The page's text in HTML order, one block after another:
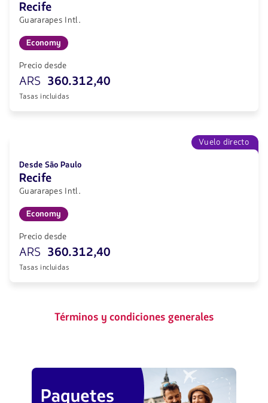
Recife
Guararapes Intl.
Economy
Precio desde
ARS 360.312,40
Tasas incluidas
Vuelo directo
Desde São Paulo
Recife
Guararapes Intl.
Economy
Precio desde
ARS 360.312,40
Tasas incluidas
Términos y condiciones generales